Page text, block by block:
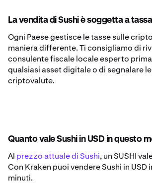
La vendita di Sushi è soggetta a
Ogni Paese gestisce le tasse sulle
maniera differente. Ti consigliamo di
consulente fiscale locale esperto
qualsiasi asset digitale o di segnalare
criptovalute.
Quanto vale Sushi in USD in questo
Al prezzo attuale di Sushi, un SUSHI
Con Kraken puoi vendere Sushi in USD
minuti.